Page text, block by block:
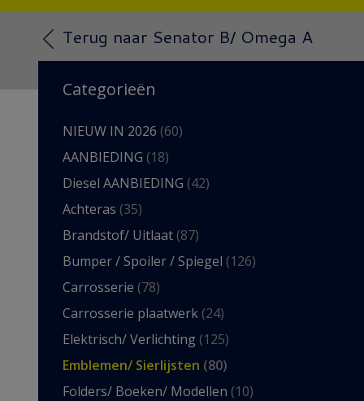
Terug naar Senator B/ Omega A
Categorieën
NIEUW IN 2026 (60)
AANBIEDING (18)
Diesel AANBIEDING (42)
Achteras (35)
Brandstof/ Uitlaat (87)
Bumper / Spoiler / Spiegel (126)
Carrosserie (78)
Carrosserie plaatwerk (24)
Elektrisch/ Verlichting (125)
Emblemen/ Sierlijsten (80)
Folders/ Boeken/ Modellen (10)